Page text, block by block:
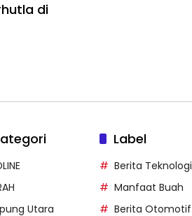
di
Utara
Label
Berita Teknologi
Manfaat Buah
Berita Otomotif